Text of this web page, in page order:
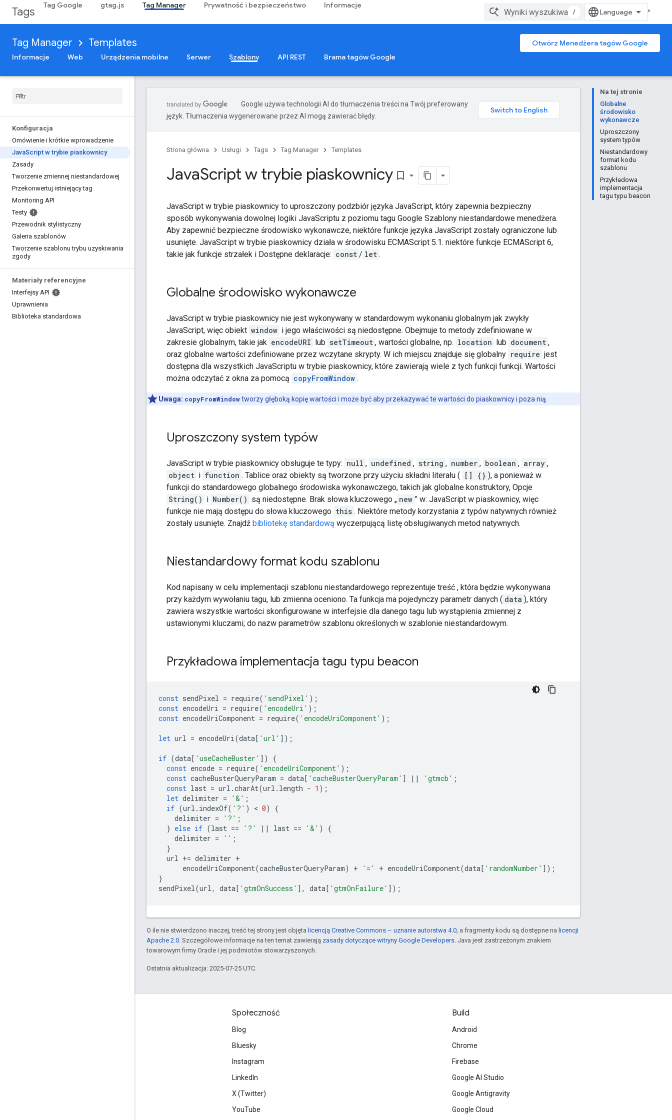
Tags Tag Google gtag.js Tag Manager Prywatność i bezpieczeństwo Informacje
/
Tag Manager Templates
Otwórz Menedżera tagów Google
Informacje
Web Urządzenia mobilne Serwer Szablony API REST Brama tagów Google
Konfiguracja
Omówienie i krótkie wprowadzenie
JavaScript w trybie piaskownicy
Zasady
Tworzenie zmiennej niestandardowej
Przekonwertuj istniejący tag
Monitoring API
Testy
Przewodnik stylistyczny
Galeria szablonów
Tworzenie szablonu trybu uzyskiwania
zgody
Materiały referencyjne
Interfejsy API
Uprawnienia
Biblioteka standardowa
Na tej stronie
Globalne
środowisko
wykonawcze
Uproszczony
system typów
Niestandardowy
format kodu
szablonu
Przykładowa
implementacja
tagu typu beacon
Google używa technologii AI do tłumaczenia treści na Twój preferowany
język. Tłumaczenia wygenerowane przez AI mogą zawierać błędy.
Strona główna Usługi Tags Tag Manager Templates
JavaScript w trybie piaskownicy bookmark_border
JavaScript w trybie piaskownicy to uproszczony podzbiór języka JavaScript, który zapewnia bezpieczny
sposób wykonywania dowolnej logiki JavaScriptu z poziomu tagu Google Szablony niestandardowe menedżera.
Aby zapewnić bezpieczne środowisko wykonawcze, niektóre funkcje języka JavaScript zostały ograniczone lub
usunięte. JavaScript w trybie piaskownicy działa w środowisku ECMAScript 5.1. niektóre funkcje ECMAScript 6,
takie jak funkcje strzałek i Dostępne deklaracje: const / let .
Globalne środowisko wykonawcze
JavaScript w trybie piaskownicy nie jest wykonywany w standardowym wykonaniu globalnym jak zwykły
JavaScript, więc obiekt window i jego właściwości są niedostępne. Obejmuje to metody zdefiniowane w
zakresie globalnym, takie jak encodeURI lub setTimeout , wartości globalne, np. location lub document ,
oraz globalne wartości zdefiniowane przez wczytane skrypty. W ich miejscu znajduje się globalny require jest
dostępna dla wszystkich JavaScriptu w trybie piaskownicy, które zawierają wiele z tych funkcji funkcji. Wartości
można odczytać z okna za pomocą copyFromWindow .
Uwaga: copyFromWindowtworzy głęboką kopię wartości i może być aby przekazywać te wartości do piaskownicy i poza nią.
Uproszczony system typów
JavaScript w trybie piaskownicy obsługuje te typy: null , undefined , string , number , boolean , array ,
object i function . Tablice oraz obiekty są tworzone przy użyciu składni literału ( [] {} ), a ponieważ w
funkcji do standardowego globalnego środowiska wykonawczego, takich jak globalne konstruktory, Opcje
String() i Number() są niedostępne. Brak słowa kluczowego „ new ” w: JavaScript w piaskownicy, więc
funkcje nie mają dostępu do słowa kluczowego this . Niektóre metody korzystania z typów natywnych również
zostały usunięte. Znajdź bibliotekę standardową wyczerpującą listę obsługiwanych metod natywnych.
Niestandardowy format kodu szablonu
Kod napisany w celu implementacji szablonu niestandardowego reprezentuje treść , która będzie wykonywana
przy każdym wywołaniu tagu, lub zmienna oceniono. Ta funkcja ma pojedynczy parametr danych ( data ), który
zawiera wszystkie wartości skonfigurowane w interfejsie dla danego tagu lub wystąpienia zmiennej z
ustawionymi kluczami; do nazw parametrów szablonu określonych w szablonie niestandardowym.
Przykładowa implementacja tagu typu beacon
const sendPixel = require( 'sendPixel' );
const encodeUri = require( 'encodeUri' );
const encodeUriComponent = require( 'encodeUriComponent' );
let url = encodeUri(data[ 'url' ]);
if (data[ 'useCacheBuster' ])
{
const encode = require( 'encodeUriComponent' );
const cacheBusterQueryParam = data[ 'cacheBusterQueryParam' ] || 'gtmcb' ;
const last = url .charAt(url . length - 1 );
let delimiter = '&' ;
if (url . indexOf( '?' ) < 0)
{
delimiter = '?' ;
} else if (last == '?' || last == '&' )
{
delimiter = '' ;
}
url += delimiter +
encodeUriComponent(cacheBusterQueryParam) + '=' + encodeUriComponent(data[ 'randomNumber' ]);
}
sendPixel(url, data[ 'gtmOnSuccess' ], data[ 'gtmOnFailure' ]);
O ile nie stwierdzono inaczej, treść tej strony jest objęta licencją Creative Commons – uznanie autorstwa 4.0 , a fragmenty kodu są dostępne na licencji
Apache 2.0 . Szczegółowe informacje na ten temat zawierają zasady dotyczące witryny Google Developers . Java jest zastrzeżonym znakiem
towarowym firmy Oracle i jej podmiotów stowarzyszonych.
Ostatnia aktualizacja: 2025-07-25 UTC.
Społeczność
Blog
Bluesky
Instagram
LinkedIn
X (Twitter)
YouTube
Build
Android
Chrome
Firebase
Google AI Studio
Google Antigravity
Google Cloud